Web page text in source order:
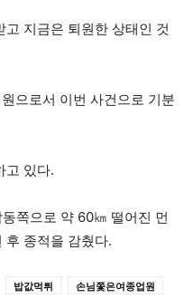
지금은 퇴원한 상태인 것
으로서 이번 사건으로 기분
고 있다.
쪽으로 약 60㎞ 떨어진 먼
후 종적을 감췄다.
밥값먹튀 손님쫓은여종업원